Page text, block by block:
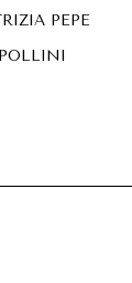
PEPE
POLLINI